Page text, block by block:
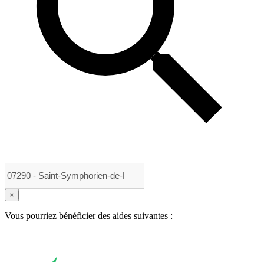
×
Vous pourriez bénéficier des aides suivantes :